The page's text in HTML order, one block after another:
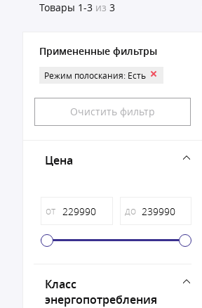
Товары 1-3 из 3
Примененные фильтры
Режим полоскания: Есть
Очистить фильтр
Цена
от до
Класс
энергопотребления